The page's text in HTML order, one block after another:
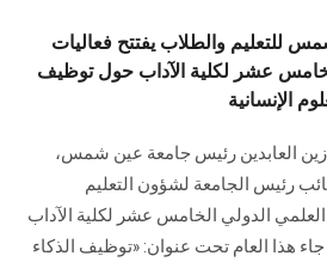
للتعليم والطلاب يفتتح فعاليات
عشر لكلية الآداب حول توظيف
الإنسانية
العابدين رئيس جامعة عين شمس،
رئيس الجامعة لشؤون التعليم
العلمي الدولي الخامس عشر لكلية الآداب
هذا العام تحت عنوان: «توظيف الذكاء